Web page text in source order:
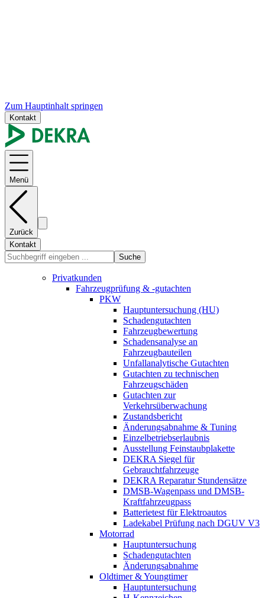
Zum Hauptinhalt springen
Kontakt
Menü
Zurück
Kontakt
Suche
Privatkunden
Fahrzeugprüfung & -gutachten
PKW
Hauptuntersuchung (HU)
Schadengutachten
Fahrzeugbewertung
Schadensanalyse an
Fahrzeugbauteilen
Unfallanalytische Gutachten
Gutachten zu technischen
Fahrzeugschäden
Gutachten zur
Verkehrsüberwachung
Zustandsbericht
Änderungsabnahme & Tuning
Einzelbetriebserlaubnis
Ausstellung Feinstaubplakette
DEKRA Siegel für
Gebrauchtfahrzeuge
DEKRA Reparatur Stundensätze
DMSB-Wagenpass und DMSB-
Kraftfahrzeugpass
Batterietest für Elektroautos
Ladekabel Prüfung nach DGUV V3
Motorrad
Hauptuntersuchung
Schadengutachten
Änderungsabnahme
Oldtimer & Youngtimer
Hauptuntersuchung